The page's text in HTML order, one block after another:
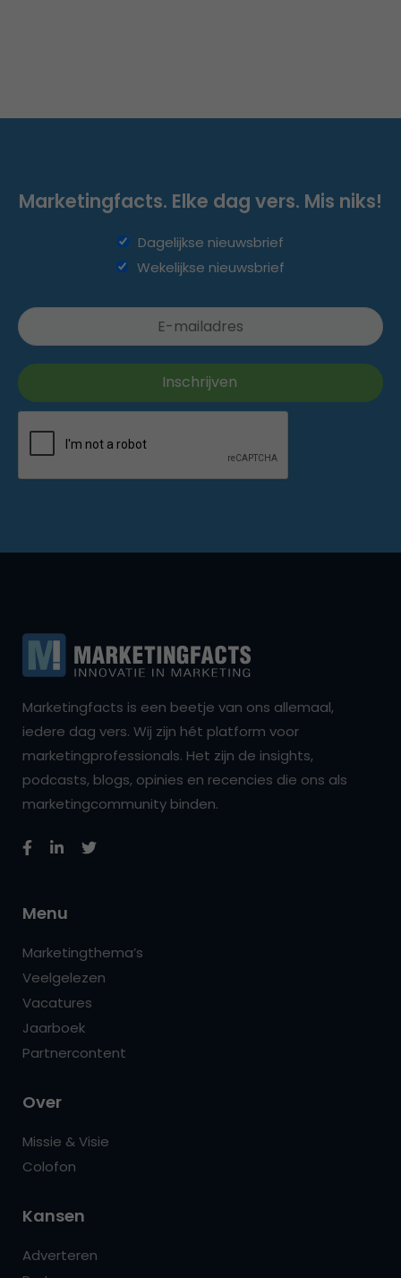
Marketingfacts. Elke dag vers. Mis niks!
Dagelijkse nieuwsbrief
Wekelijkse nieuwsbrief
Marketingfacts is een beetje van ons allemaal,
iedere dag vers. Wij zijn hét platform voor
marketingprofessionals. Het zijn de insights,
podcasts, blogs, opinies en recencies die ons als
marketingcommunity binden.
Menu
Marketingthema’s
Veelgelezen
Vacatures
Jaarboek
Partnercontent
Over
Missie & Visie
Colofon
Kansen
Adverteren